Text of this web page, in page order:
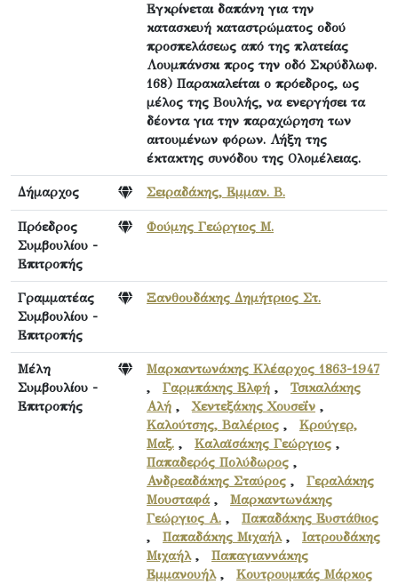
Εγκρίνεται δαπάνη για την
κατασκευή καταστρώματος οδού
προσπελάσεως από της πλατείας
Λουμπάνσκι προς την οδό Σκρύδλωφ.
168) Παρακαλείται ο πρόεδρος, ως
μέλος της Βουλής, να ενεργήσει τα
δέοντα για την παραχώρηση των
αιτουμένων φόρων. Λήξη της
έκτακτης συνόδου της Ολομέλειας.
Δήμαρχος Σειραδάκης, Εμμαν. Β.
Πρόεδρος
Συμβουλίου -
Επιτροπής
Φούμης Γεώργιος Μ.
Γραμματέας
Συμβουλίου -
Επιτροπής
Ξανθουδάκης Δημήτριος Στ.
Μέλη
Συμβουλίου -
Επιτροπής
Μαρκαντωνάκης Κλέαρχος 1863-1947
, Γαρμπάκης Ελφή , Τσικαλάκης
Αλή ,Χεντεξάκης Χουσεΐν ,
Καλούτσης, Βαλέριος , Κρούγερ,
Μαξ. , Καλαϊσάκης Γεώργιος ,
Παπαδερός Πολύδωρος ,
Ανδρεαδάκης Σταύρος , Γεραλάκης
Μουσταφά, Μαρκαντωνάκης
Γεώργιος Α. , Παπαδάκης Ευστάθιος
, Παπαδάκης Μιχαήλ, Ιατρουδάκης
Μιχαήλ, Παπαγιαννάκης
Εμμανουήλ, Κουτρουμπάς Μάρκος